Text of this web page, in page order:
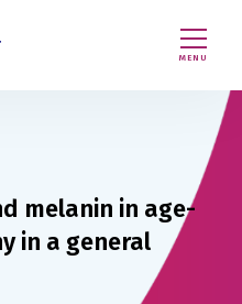
MENU
melanin in age-
in a general